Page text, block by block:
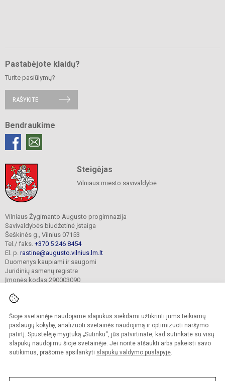
Šioje svetainėje naudojame slapukus siekdami užtikrinti jums teikiamų
paslaugų kokybę, analizuoti svetainės naudojimą ir optimizuoti naršymo
patirtį. Spustelėję mygtuką „Sutinku“, jūs patvirtinate, kad sutinkate su visų
slapukų naudojimu šioje svetainėje. Jei norite atšaukti arba pakeisti savo
sutikimus, prašome apsilankyti slapukų valdymo puslapyje.
Pastabėjote klaidų?
Turite pasiūlymų?
RAŠYKITE
Bendraukime
Steigėjas
Vilniaus miesto savivaldybė
Vilniaus Žygimanto Augusto progimnazija
Savivaldybės biudžetinė įstaiga
Šeškinės g., Vilnius 07153
Tel./ faks. +370 5 246 8454
El. p. rastine@augusto.vilnius.lm.lt
Duomenys kaupiami ir saugomi
Juridinių asmenų registre
Įmonės kodas 290003090
© 2021. Vilniaus Žygimanto Augusto progimnazija. Visos teisės saugomos.
Kopijuoti turinį be raštiško mokyklos sutikimo griežtai draudžiama.
Versija neįgaliesiems Slapukų valdymas